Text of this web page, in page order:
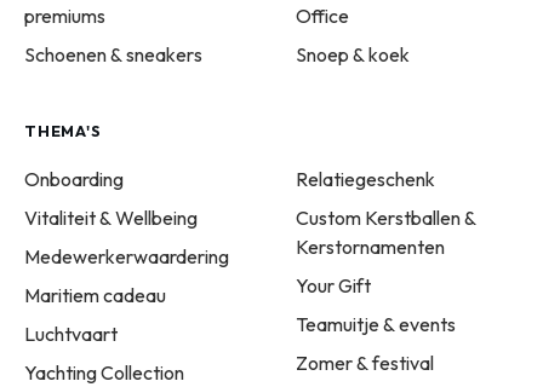
premiums
Schoenen & sneakers
Office
Snoep & koek
THEMA'S
Onboarding
Vitaliteit & Wellbeing
Medewerkerwaardering
Maritiem cadeau
Luchtvaart
Yachting Collection
Relatiegeschenk
Custom Kerstballen &
Kerstornamenten
Your Gift
Teamuitje & events
Zomer & festival